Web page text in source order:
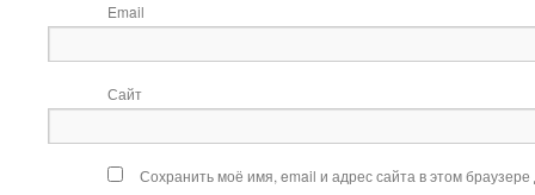
Сайт
Сохранить моё имя, email и адрес сайта в этом